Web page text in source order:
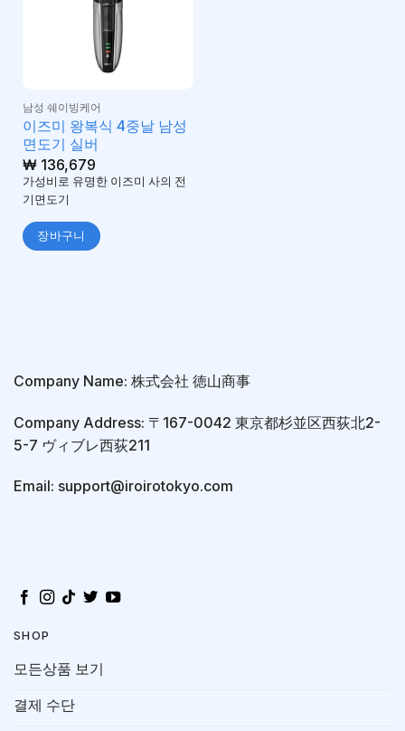
남성 쉐이빙케어
이즈미 왕복식 4중날 남성
면도기 실버
₩136,679
가성비로 유명한 이즈미 사의 전
기면도기
장바구니
Company Name: 株式会社 徳山商事
Company Address: 〒167-0042 東京都杉並区西荻北2-
5-7 ヴィブレ西荻211
Email: support@iroirotokyo.com
SHOP
모든상품 보기
결제 수단